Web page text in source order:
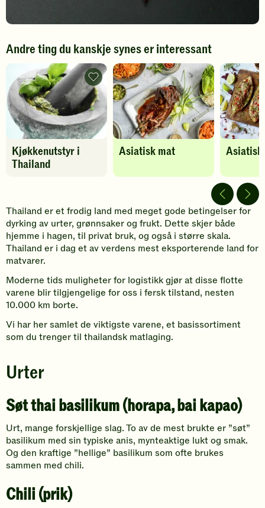
Andre ting du kanskje synes er interessant
Kjøkkenutstyr i
Thailand
Kjøkkenutstyr
i
Thailand
-
legg
til
favoritter
Asiatisk mat
Thailand er et frodig land med meget gode betingelser for
dyrking av urter, grønnsaker og frukt. Dette skjer både
hjemme i hagen, til privat bruk, og også i større skala.
Thailand er i dag et av verdens mest eksporterende land for
matvarer.
Moderne tids muligheter for logistikk gjør at disse flotte
varene blir tilgjengelige for oss i fersk tilstand, nesten
10.000 km borte.
Vi har her samlet de viktigste varene, et basissortiment
som du trenger til thailandsk matlaging.
Urter
Søt thai basilikum (horapa, bai kapao)
Urt, mange forskjellige slag. To av de mest brukte er ”søt”
basilikum med sin typiske anis, mynteaktige lukt og smak.
Og den kraftige ”hellige” basilikum som ofte brukes
sammen med chili.
Chili (prik)